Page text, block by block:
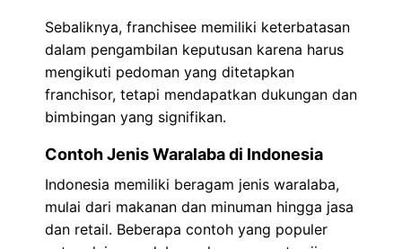
Sebaliknya, franchisee memiliki keterbatasan
dalam pengambilan keputusan karena harus
mengikuti pedoman yang ditetapkan
franchisor, tetapi mendapatkan dukungan dan
bimbingan yang signifikan.
Contoh Jenis Waralaba di Indonesia
Indonesia memiliki beragam jenis waralaba,
mulai dari makanan dan minuman hingga jasa
dan retail. Beberapa contoh yang populer